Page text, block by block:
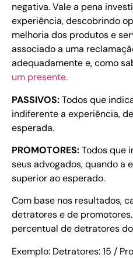
negativa. Vale a pena
experiência, descobrindo
melhoria dos produtos e
associado a uma
adequadamente e, como
um presente.
PASSIVOS:Todos que
indiferente a experiência,
esperada.
PROMOTORES:Todos que
seus advogados, quando a
superior ao esperado.
Com base nos resultados,
detratores e de
percentual de detratores
Exemplo: Detratores: 15 /